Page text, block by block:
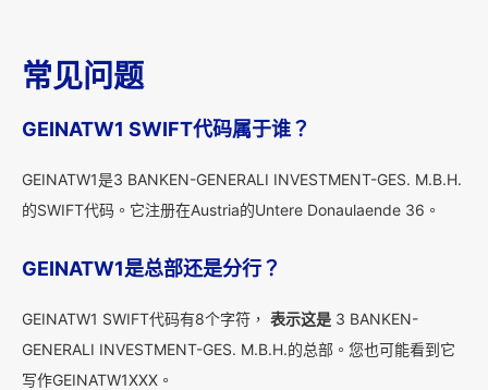
常见问题
GEINATW1 SWIFT代码属于谁？
GEINATW1是3 BANKEN-GENERALI INVESTMENT-GES. M.B.H.
的SWIFT代码。它注册在Austria的Untere Donaulaende 36。
GEINATW1是总部还是分行？
GEINATW1 SWIFT代码有8个字符， 表示这是 3 BANKEN-
GENERALI INVESTMENT-GES. M.B.H.的总部。您也可能看到它
写作GEINATW1XXX。